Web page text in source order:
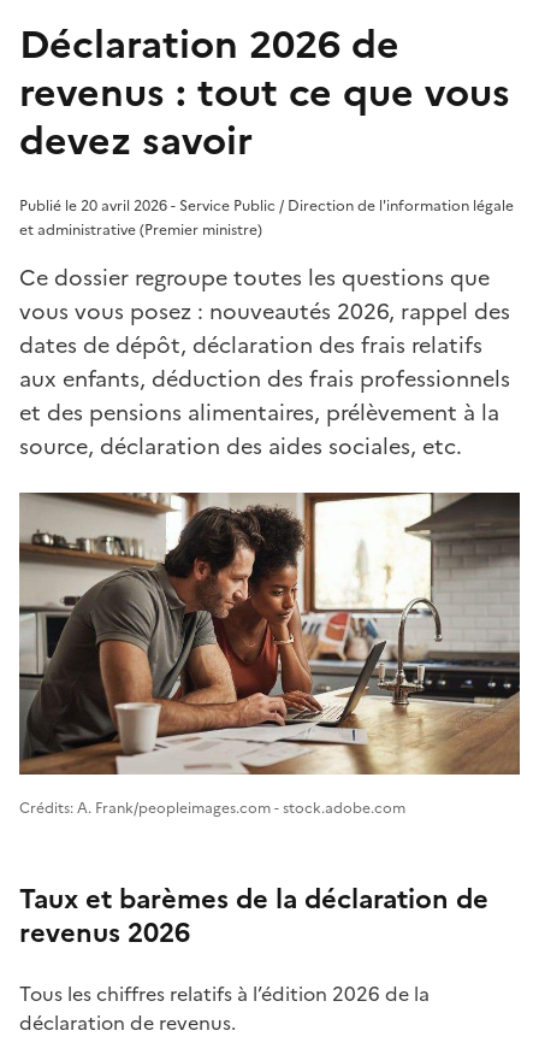
Déclaration 2026 de
revenus : tout ce que vous
devez savoir
Publié le 20 avril 2026 - Service Public / Direction de l'information légale
et administrative (Premier ministre)
Ce dossier regroupe toutes les questions que
vous vous posez : nouveautés 2026, rappel des
dates de dépôt, déclaration des frais relatifs
aux enfants, déduction des frais professionnels
et des pensions alimentaires, prélèvement à la
source, déclaration des aides sociales, etc.
Image 1
Crédits: A. Frank/peopleimages.com - stock.adobe.com
Taux et barèmes de la déclaration de
revenus 2026
Tous les chiffres relatifs à l’édition 2026 de la
déclaration de revenus.